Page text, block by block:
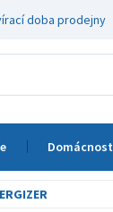
doba prodejny
Domácnost